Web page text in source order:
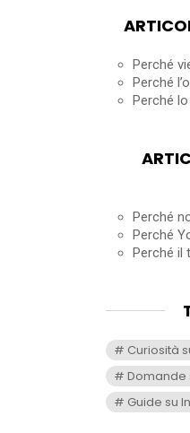
Perché
Perché
Perché
Perché
Perché
Perché il
Curiosità
Domande
Guide su